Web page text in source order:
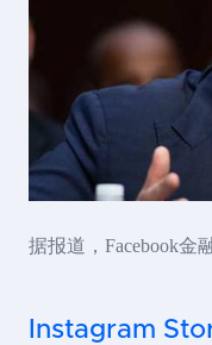
据报道，Facebook金
Instagram